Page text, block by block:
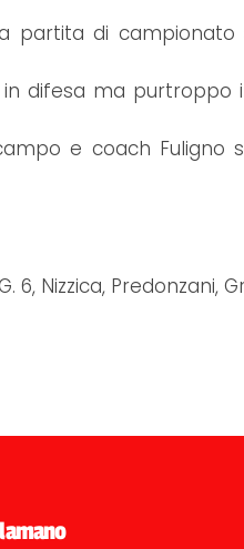
partita di
difesa ma
e coach Fuligno
6, Nizzica, Predonzani,